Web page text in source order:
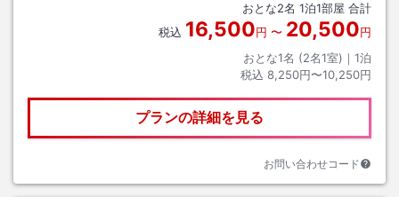
おとな2名 1泊1部屋 合計
税込 16,500円 〜 20,500円
おとな1名 (2名1室)｜ 1泊
税込 8,250円〜10,250円
プランの詳細を見る
お問い合わせコード